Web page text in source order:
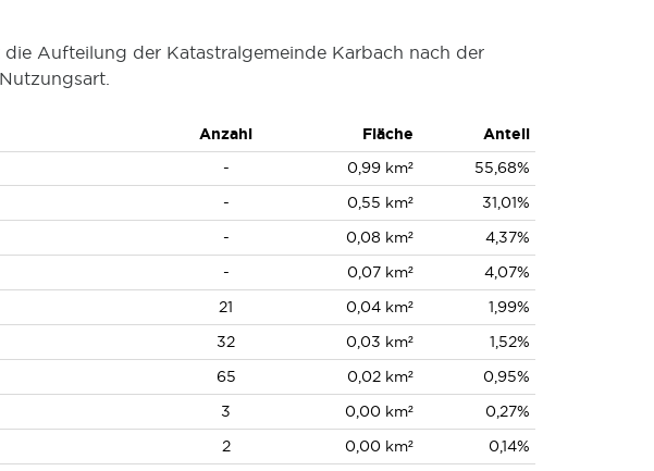
Aufteilung der Katastralgemeinde Karbach nach der
Anzahl Fläche
Anteil
- 0,99 km²
55,68%
- 0,55 km²
31,01%
- 0,08 km²
4,37%
- 0,07 km²
4,07%
21 0,04 km²
1,99%
32 0,03 km²
1,52%
65 0,02 km²
0,95%
3 0,00 km²
0,27%
2 0,00 km²
0,14%